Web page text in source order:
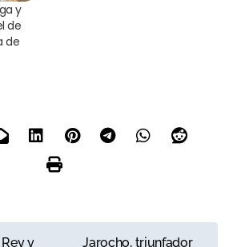
y
de
de
y
Jarocho, triunfador